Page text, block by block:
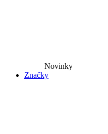
Novinky​
Značky